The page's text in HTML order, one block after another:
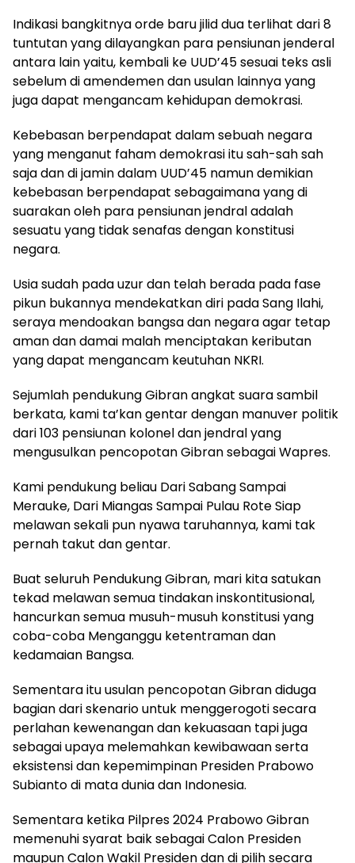
Indikasi bangkitnya orde baru jilid dua terlihat dari 8
tuntutan yang dilayangkan para pensiunan jenderal
antara lain yaitu, kembali ke UUD’45 sesuai teks asli
sebelum di amendemen dan usulan lainnya yang
juga dapat mengancam kehidupan demokrasi.
Kebebasan berpendapat dalam sebuah negara
yang menganut faham demokrasi itu sah-sah sah
saja dan di jamin dalam UUD’45 namun demikian
kebebasan berpendapat sebagaimana yang di
suarakan oleh para pensiunan jendral adalah
sesuatu yang tidak senafas dengan konstitusi
negara.
Usia sudah pada uzur dan telah berada pada fase
pikun bukannya mendekatkan diri pada Sang Ilahi,
seraya mendoakan bangsa dan negara agar tetap
aman dan damai malah menciptakan keributan
yang dapat mengancam keutuhan NKRI.
Sejumlah pendukung Gibran angkat suara sambil
berkata, kami ta’kan gentar dengan manuver politik
dari 103 pensiunan kolonel dan jendral yang
mengusulkan pencopotan Gibran sebagai Wapres.
Kami pendukung beliau Dari Sabang Sampai
Merauke, Dari Miangas Sampai Pulau Rote Siap
melawan sekali pun nyawa taruhannya, kami tak
pernah takut dan gentar.
Buat seluruh Pendukung Gibran, mari kita satukan
tekad melawan semua tindakan inskontitusional,
hancurkan semua musuh-musuh konstitusi yang
coba-coba Menganggu ketentraman dan
kedamaian Bangsa.
Sementara itu usulan pencopotan Gibran diduga
bagian dari skenario untuk menggerogoti secara
perlahan kewenangan dan kekuasaan tapi juga
sebagai upaya melemahkan kewibawaan serta
eksistensi dan kepemimpinan Presiden Prabowo
Subianto di mata dunia dan Indonesia.
Sementara ketika Pilpres 2024 Prabowo Gibran
memenuhi syarat baik sebagai Calon Presiden
maupun Calon Wakil Presiden dan di pilih secara